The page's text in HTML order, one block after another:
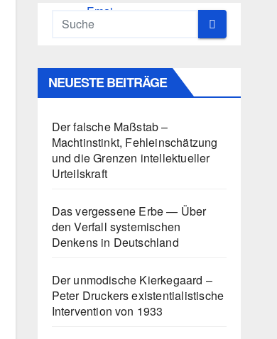
NEUESTE BEITRÄGE
Der falsche Maßstab –
Machtinstinkt, Fehleinschätzung
und die Grenzen intellektueller
Urteilskraft
Das vergessene Erbe — Über
den Verfall systemischen
Denkens in Deutschland
Der unmodische Kierkegaard –
Peter Druckers existentialistische
Intervention von 1933